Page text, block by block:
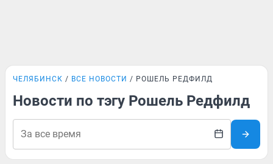
ЧЕЛЯБИНСК ВСЕ НОВОСТИ РОШЕЛЬ РЕДФИЛД
Новости по тэгу Рошель Редфилд